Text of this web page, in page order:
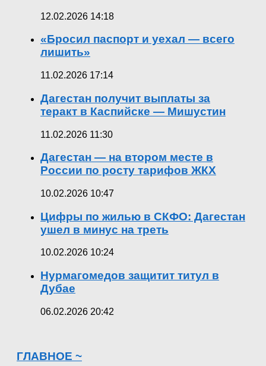
12.02.2026 14:18
«Бросил паспорт и уехал — всего
лишить»
11.02.2026 17:14
Дагестан получит выплаты за
теракт в Каспийске — Мишустин
11.02.2026 11:30
Дагестан — на втором месте в
России по росту тарифов ЖКХ
10.02.2026 10:47
Цифры по жилью в СКФО: Дагестан
ушел в минус на треть
10.02.2026 10:24
Нурмагомедов защитит титул в
Дубае
06.02.2026 20:42
ГЛАВНОЕ ~